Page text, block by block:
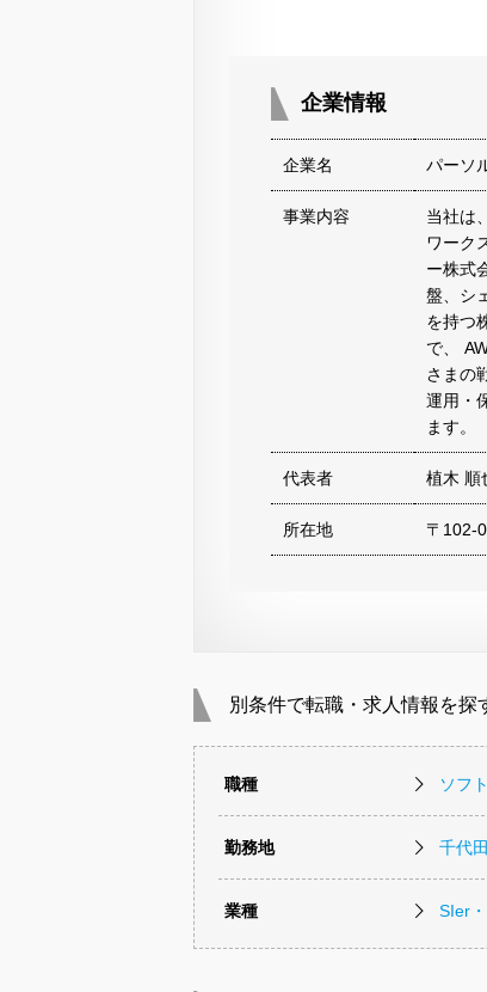
企業情報
企業名 パーソ
事業内容
当社は
ワーク
ー株式
盤、シ
を持つ
で、
さまの
運用・
ます。
代表者 植木 順
所在地 〒102-
別条件で転職・求人情報を探
職種 ソフ
勤務地 千代
業種 SIer